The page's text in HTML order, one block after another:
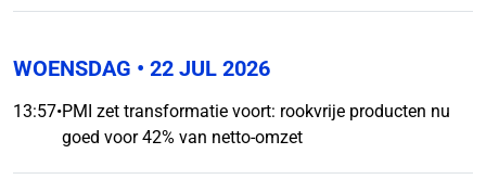
WOENSDAG • 22 JUL 2026
13:57•PMI zet transformatie voort: rookvrije producten nu
goed voor 42% van netto-omzet